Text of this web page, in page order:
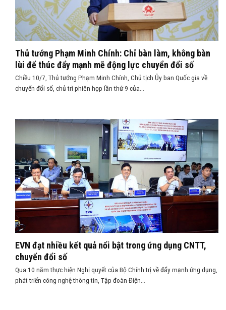
Thủ tướng Phạm Minh Chính: Chỉ bàn làm, không bàn
lùi để thúc đẩy mạnh mẽ động lực chuyển đổi số
Chiều 10/7, Thủ tướng Phạm Minh Chính, Chủ tịch Ủy ban Quốc gia về
chuyển đổi số, chủ trì phiên họp lần thứ 9 của...
EVN đạt nhiều kết quả nổi bật trong ứng dụng CNTT,
chuyển đổi số
Qua 10 năm thực hiện Nghị quyết của Bộ Chính trị về đẩy mạnh ứng dụng,
phát triển công nghệ thông tin, Tập đoàn Điện...